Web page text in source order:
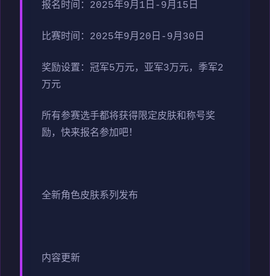
报名时间：2025年9月1日-9月15日
比赛时间：2025年9月20日-9月30日
奖励设置：冠军5万元，亚军3万元，季军2
万元
所有参赛选手都将获得限定皮肤和称号奖
励，快来报名参加吧！
全新角色皮肤系列发布
内容更新